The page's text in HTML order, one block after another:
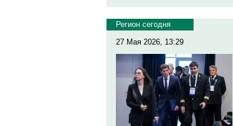
Регион сегодня
27 Мая 2026, 13:29